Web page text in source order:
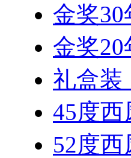
金奖30
金奖20
礼盒装
45度西
52度西